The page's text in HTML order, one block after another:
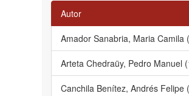
Autor
Amador Sanabria, Maria Camila
Arteta Chedraüy, Pedro Manuel
Canchila Benítez, Andrés Felipe